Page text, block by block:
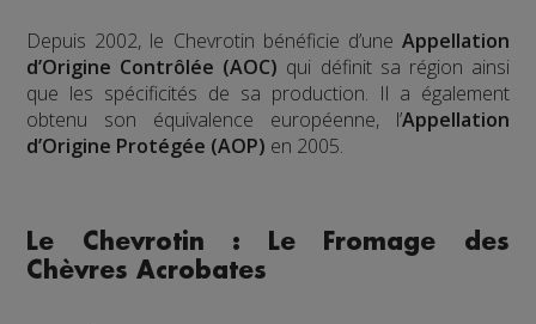
Depuis 2002, le Chevrotin bénéficie d’une Appellation
d’Origine Contrôlée (AOC) qui définit sa région ainsi
que les spécificités de sa production. Il a également
obtenu son équivalence européenne, l’Appellation
d’Origine Protégée (AOP) en 2005.
Le Chevrotin : Le Fromage des
Chèvres Acrobates